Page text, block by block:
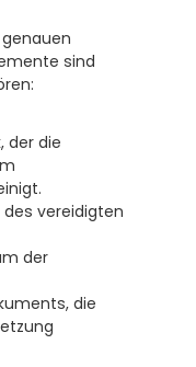
sind
der die
vereidigten
der
die